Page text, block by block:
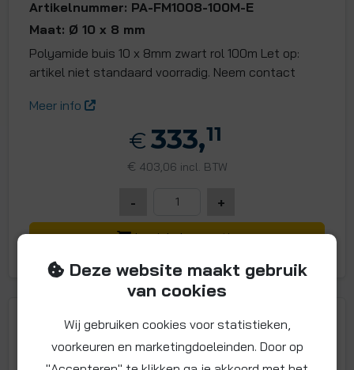
Artikelnummer: PA-FM1008-100M-E
Maat: Ø 10 x 8 mm
Polyamide buis 10 x 8mm zwart rol 100m Let op:
artikel niet standaard voorradig. Neem contact
Meer info
€ 333,11
€ 403,06 incl. BTW
- +
In winkelwagentje
Deze website maakt gebruik
van cookies
Wij gebruiken cookies voor statistieken,
voorkeuren en marketingdoeleinden. Door op